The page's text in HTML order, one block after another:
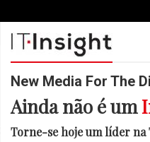
aceleram
New Media For The
Ainda não é um
Torne-se hoje um líder